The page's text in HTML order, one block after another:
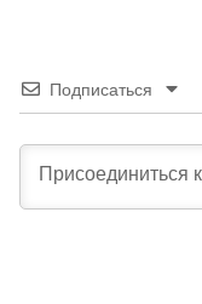
Подписаться